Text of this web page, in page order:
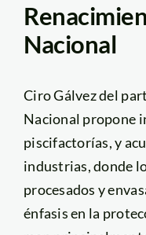
Nacional
Ciro Gálvez del
Nacional propone
piscifactorías, y
industrias, donde
procesados y
énfasis en la